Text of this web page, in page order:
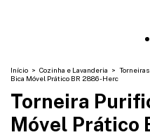
Início > Cozinha e Lavanderia >
Bica Móvel Prático BR 2886 - Herc
Torneira
Móvel Prático